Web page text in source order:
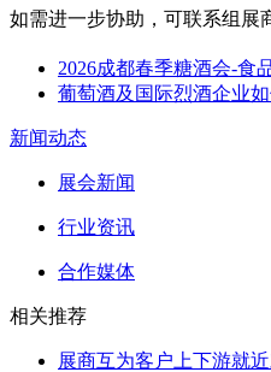
如需进一步协助，可联系组展
2026成都春季糖酒会-食
葡萄酒及国际烈酒企业
新闻动态
展会新闻
行业资讯
合作媒体
相关推荐
展商互为客户上下游就